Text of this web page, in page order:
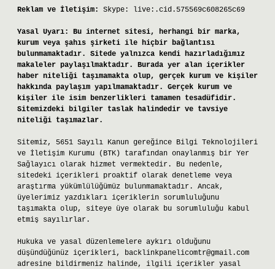
Reklam ve İletişim: Skype: live:.cid.575569c608265c69
Yasal Uyarı:
Bu internet sitesi, herhangi bir marka,
kurum veya şahıs şirketi ile hiçbir bağlantısı
bulunmamaktadır. Sitede yalnızca kendi hazırladığımız
makaleler paylaşılmaktadır. Burada yer alan içerikler
haber niteliği taşımamakta olup, gerçek kurum ve kişiler
hakkında paylaşım yapılmamaktadır. Gerçek kurum ve
kişiler ile isim benzerlikleri tamamen tesadüfidir.
Sitemizdeki bilgiler taslak halindedir ve tavsiye
niteliği taşımazlar.
Sitemiz, 5651 Sayılı Kanun gereğince Bilgi Teknolojileri
ve İletişim Kurumu (BTK) tarafından onaylanmış bir Yer
Sağlayıcı olarak hizmet vermektedir. Bu nedenle,
sitedeki içerikleri proaktif olarak denetleme veya
araştırma yükümlülüğümüz bulunmamaktadır. Ancak,
üyelerimiz yazdıkları içeriklerin sorumluluğunu
taşımakta olup, siteye üye olarak bu sorumluluğu kabul
etmiş sayılırlar.
Hukuka ve yasal düzenlemelere aykırı olduğunu
düşündüğünüz içerikleri, backlinkpanelicomtr@gmail.com
adresine bildirmeniz halinde, ilgili içerikler yasal